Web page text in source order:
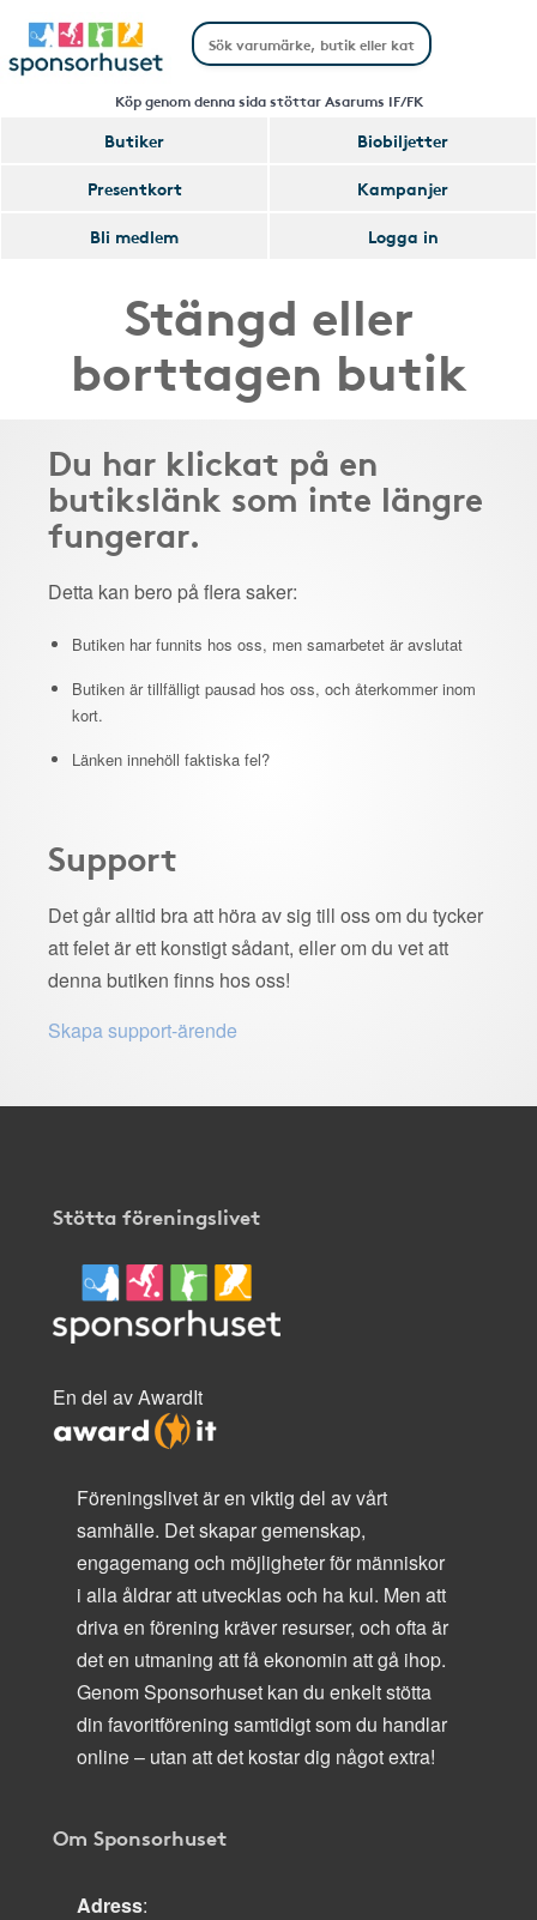
Köp genom denna sida stöttar Asarums IF/FK
Butiker
Biobiljetter
Presentkort
Kampanjer
Bli medlem
Logga in
Stängd eller
borttagen butik
Du har klickat på en
butikslänk som inte längre
fungerar.
Detta kan bero på flera saker:
Butiken har funnits hos oss, men samarbetet är avslutat
Butiken är tillfälligt pausad hos oss, och återkommer inom
kort.
Länken innehöll faktiska fel?
Support
Det går alltid bra att höra av sig till oss om du tycker
att felet är ett konstigt sådant, eller om du vet att
denna butiken finns hos oss!
Skapa support-ärende
Stötta föreningslivet
En del av AwardIt
Föreningslivet är en viktig del av vårt
samhälle. Det skapar gemenskap,
engagemang och möjligheter för människor
i alla åldrar att utvecklas och ha kul. Men att
driva en förening kräver resurser, och ofta är
det en utmaning att få ekonomin att gå ihop.
Genom Sponsorhuset kan du enkelt stötta
din favoritförening samtidigt som du handlar
online – utan att det kostar dig något extra!
Om Sponsorhuset
Adress: